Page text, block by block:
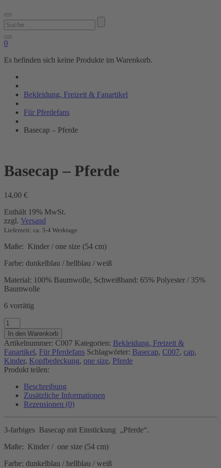
Suchen
nach:
0
Es befinden sich keine Produkte im Warenkorb.
Bekleidung, Freizeit & Fanartikel
Für Pferdefans
Basecap – Pferde
Basecap – Pferde
14,00 €
Enthält 19% MwSt.
zzgl. Versand
Lieferzeit: ca. 3-4 Werktage
Maße: Kinder / one size (54 cm)
Farbe: dunkelblau / hellblau / weiß
Material: 100% Baumwolle, Schweißband: 65% Polyester / 35%
Baumwolle
6 vorrätig
Basecap
-
Pferde
Menge
In den Warenkorb
Artikelnummer: C007 Kategorien: Bekleidung, Freizeit &
Fanartikel, Für Pferdefans Schlagwörter: Basecap, C007, cap,
Kinder, Kopfbedeckung, one size, Pferde
Produkt teilen:
Beschreibung
Zusätzliche Informationen
Rezensionen (0)
3-farbiges Basecap mit Einstickung „Pferde“.
Maße: Kinder / one size (54 cm)
Farbe: dunkelblau / hellblau / weiß